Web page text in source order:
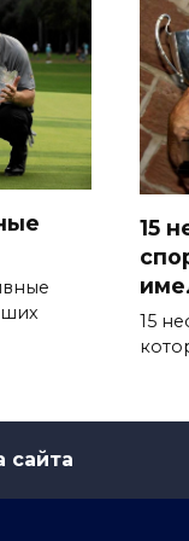
15
15
сайта